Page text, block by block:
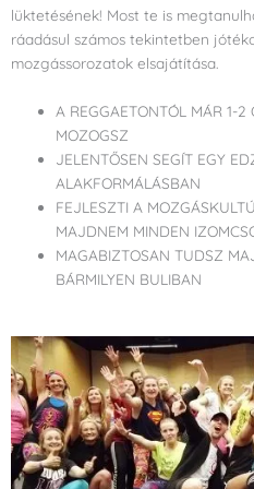
lüktetésének! Most te is
ráadásul számos tekintetben
mozgássorozatok elsajátítása.
A REGGAETONTÓL MÁR 1-
MOZOGSZ
JELENTŐSEN SEGÍT EGY
ALAKFORMÁLÁSBAN
FEJLESZTI A
MAJDNEM MINDEN
MAGABIZTOSAN TUDSZ
BÁRMILYEN BULIBAN